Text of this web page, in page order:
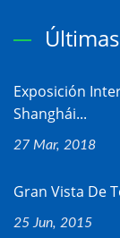
Exposición
Shanghái...
27 Mar, 2018
Gran Vista De
25 Jun, 2015